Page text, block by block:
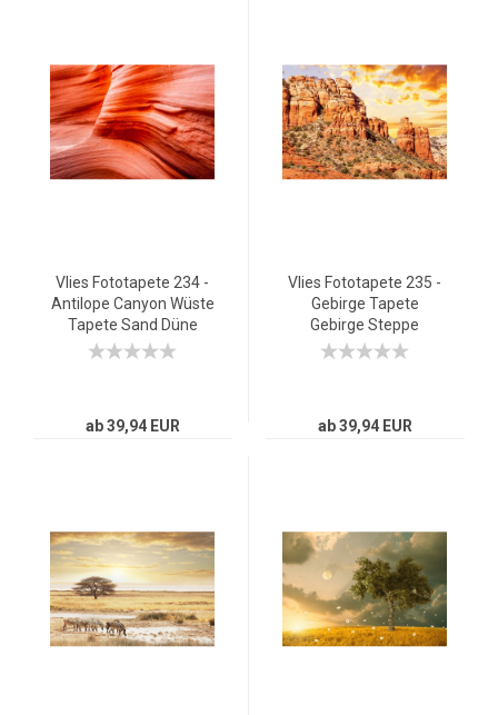
Vlies Fototapete 234 -
Antilope Canyon Wüste
Tapete Sand Düne
Urlaub Sonne Pastell
ab 39,94 EUR
Vlies Fototapete 235 -
Gebirge Tapete
Gebirge Steppe
Sonnenaufgang Natur
ab 39,94 EUR